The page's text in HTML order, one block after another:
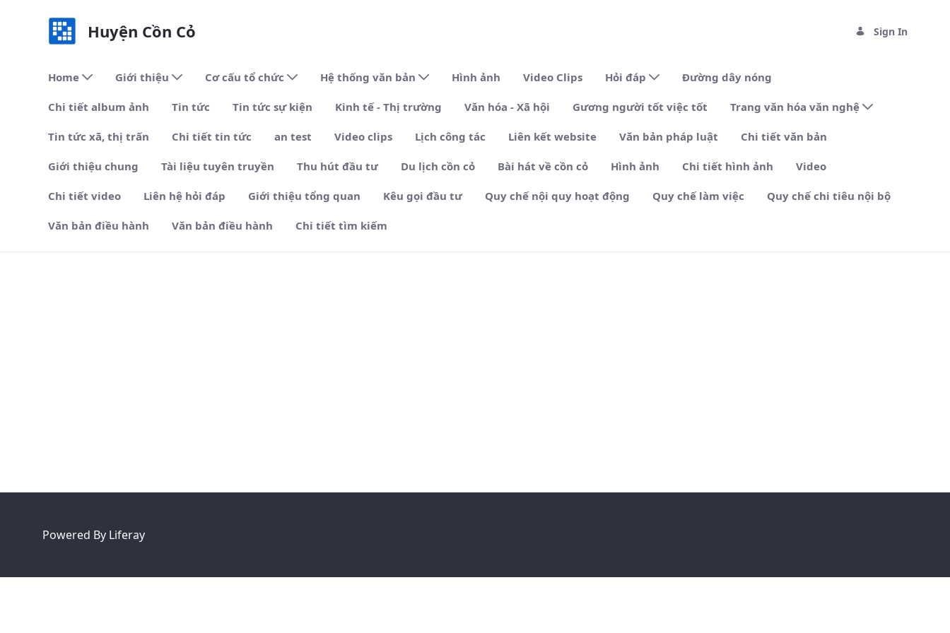
Huyện Cồn Cỏ Sign In
Home Giới thiệu Cơ cấu tổ chức Hệ thống văn bản Hình ảnh Video Clips Hỏi đáp Đường dây nóng
Chi tiết album ảnh Tin tức Tin tức sự kiện Kinh tế - Thị trường Văn hóa - Xã hội Gương người tốt việc tốt Trang văn hóa văn nghệ
Tin tức xã, thị trấn Chi tiết tin tức an test Video clips Lịch công tác Liên kết website Văn bản pháp luật Chi tiết văn bản
Giới thiệu chung Tài liệu tuyên truyền Thu hút đầu tư Du lịch cồn cỏ Bài hát về cồn cỏ Hình ảnh Chi tiết hình ảnh Video
Chi tiết video Liên hệ hỏi đáp Giới thiệu tổng quan Kêu gọi đầu tư Quy chế nội quy hoạt động Quy chế làm việc Quy chế chi tiêu nội bộ
Văn bản điều hành Văn bản điều hành Chi tiết tìm kiếm
Powered By Liferay